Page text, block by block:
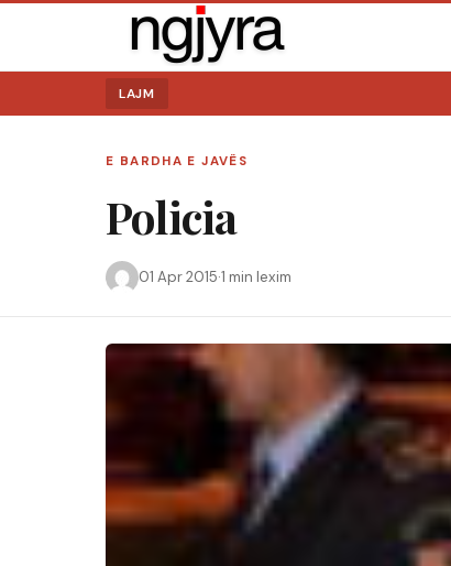
LAJM
E BARDHA E JAVËS
Policia
01 Apr 2015·1 min lexim